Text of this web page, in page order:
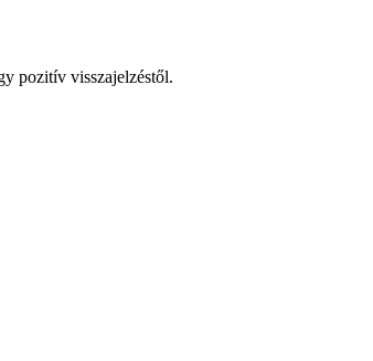
pozitív visszajelzéstől.